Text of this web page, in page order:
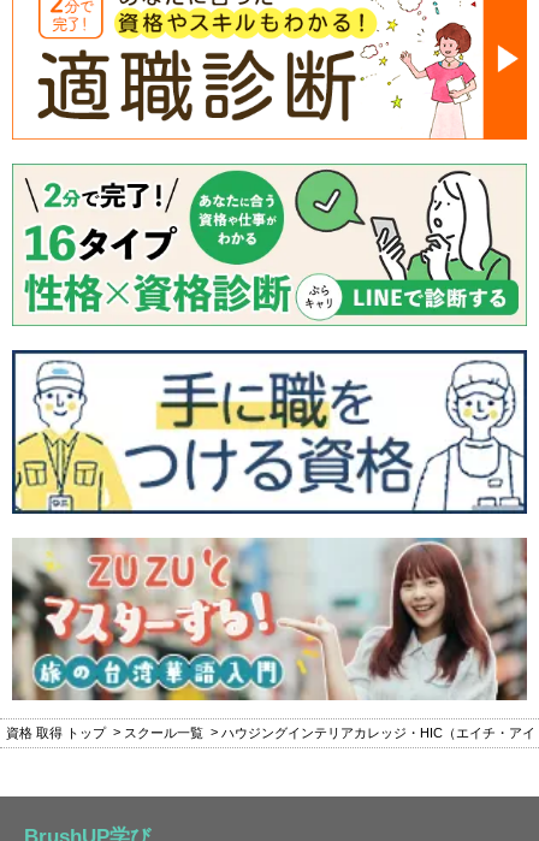
資格 取得 トップ スクール一覧 ハウジングインテリアカレッジ・HIC（エイチ・アイ
BrushUP学び